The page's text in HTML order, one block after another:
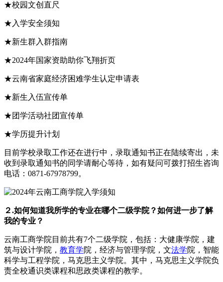
★校园文创直尺
★入学安全须知
★新生群入群指南
★2024年国家资助助你飞翔折页
★云南省家庭经济困难学生认定申请表
★新生入伍宣传单
★团学活动社团宣传单
★学历提升计划
目前学校录取工作还在进行中，录取通知书正在陆续寄出，未
收到录取通知书的同学请耐心等待，如有疑问可拨打招生咨询
电话：0871-67978799。
２.如何知道我所学的专业在哪个二级学院？如何进一步了解
我的专业？
云南工商学院目前共有7个二级学院，包括：大健康学院，建
筑与设计学院， 教育学院，经济与管理学院，文法学院，智能
科学与工程学院，马克思主义学院。其中，马克思主义学院负
责全校通识类课程和思政类课程的教学。